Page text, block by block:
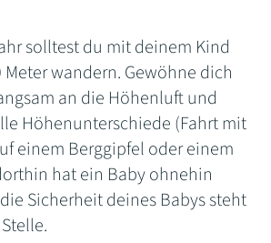
solltest du mit deinem Kind
wandern. Gewöhne dich
an die Höhenluft und
Höhenunterschiede (Fahrt mit
einem Berggipfel oder einem
hat ein Baby ohnehin
Sicherheit deines Babys steht